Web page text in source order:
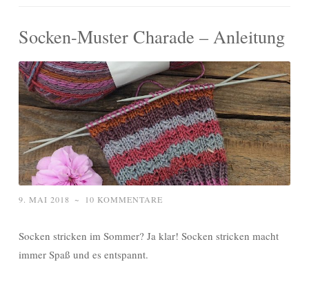
Socken-Muster Charade – Anleitung
9. MAI 2018 ~ 10 KOMMENTARE
Socken stricken im Sommer? Ja klar! Socken stricken macht
immer Spaß und es entspannt.